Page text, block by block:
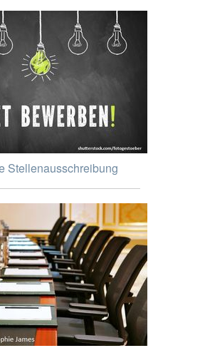
Stellenausschreibung